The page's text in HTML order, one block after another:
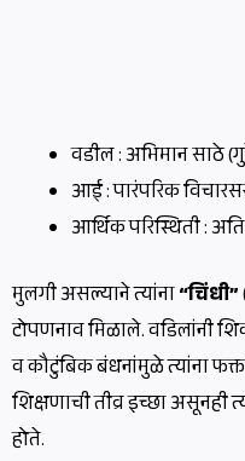
वडील : अभिमान साठे
आई : पारंपरिक
आर्थिक परिस्थिती :
मुलगी असल्याने त्यांना“चिंधी”
टोपणनाव मिळाले. वडिलांनी
व कौटुंबिक बंधनांमुळे त्यांना फक्त
शिक्षणाची तीव्र इच्छा
होते.